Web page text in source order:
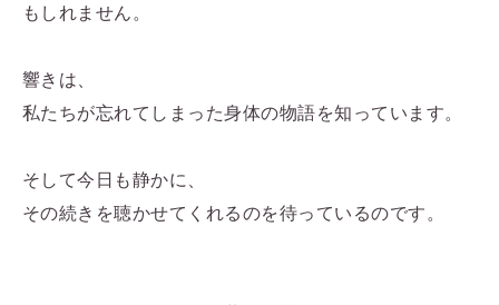
もしれません。
響きは、
私たちが忘れてしまった身体の物語を知っています。
そして今日も静かに、
その続きを聴かせてくれるのを待っているのです。